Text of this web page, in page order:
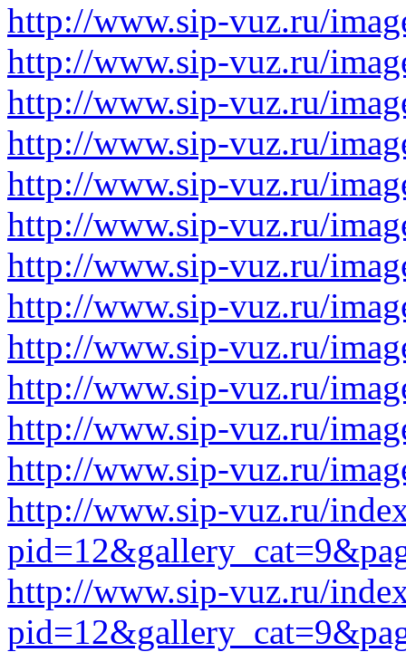
http://www.sip-vuz.ru/
http://www.sip-vuz.ru/
http://www.sip-vuz.ru/
http://www.sip-vuz.ru/
http://www.sip-vuz.ru/
http://www.sip-vuz.ru/
http://www.sip-vuz.ru/
http://www.sip-vuz.ru/
http://www.sip-vuz.ru/
http://www.sip-vuz.ru/
http://www.sip-vuz.ru/
http://www.sip-vuz.ru/
http://www.sip-vuz.ru/
http://www.sip-vuz.ru/